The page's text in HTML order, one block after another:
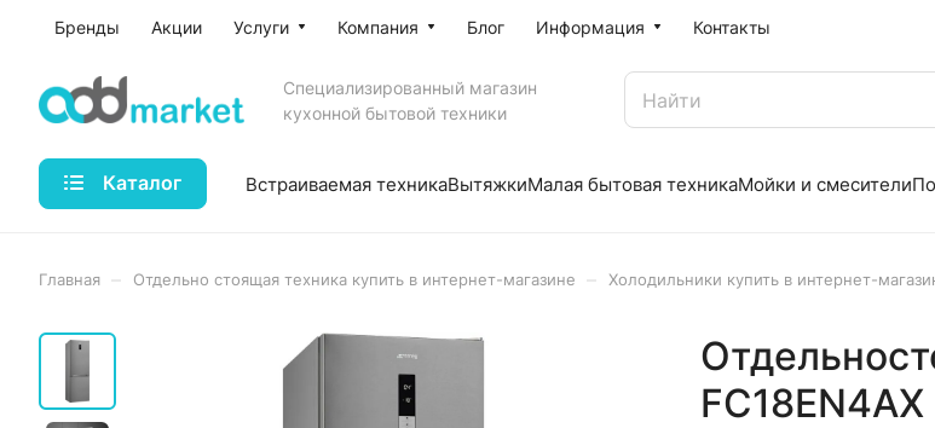
Бренды Акции Услуги Компания Блог Информация Контакты
Специализированный магазин
кухонной бытовой техники
Каталог Встраиваемая техникаВытяжкиМалая бытовая техникаМойки и смесители
Главная Отдельно стоящая техника купить в интернет-магазине Холодильники купить в интернет-
FC18EN4AX